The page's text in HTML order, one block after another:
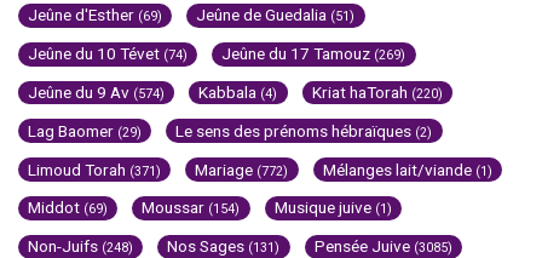
Jeûne d'Esther (69) Jeûne de Guedalia (51)
Jeûne du 10 Tévet (74) Jeûne du 17 Tamouz (269)
Jeûne du 9 Av (574) Kabbala (4) Kriat haTorah (220)
Lag Baomer (29) Le sens des prénoms hébraïques (2)
Limoud Torah (371) Mariage (772) Mélanges lait/viande (1)
Middot (69) Moussar (154) Musique juive (1)
Non-Juifs (248) Nos Sages (131) Pensée Juive (3085)